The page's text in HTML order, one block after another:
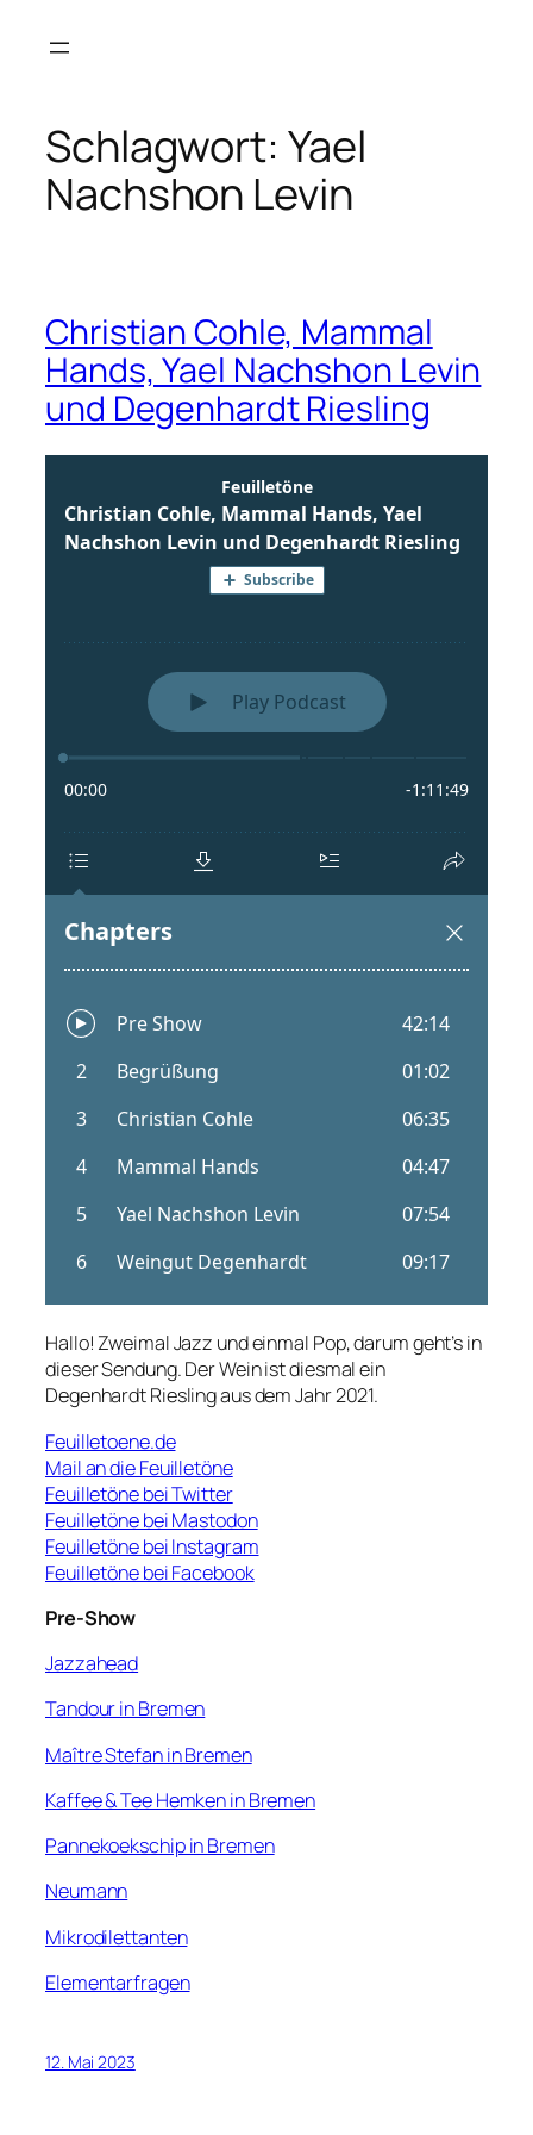
Inhalt
Schlagwort: Yael
Nachshon Levin
Christian Cohle, Mammal
Hands, Yael Nachshon Levin
und Degenhardt Riesling
Hallo! Zweimal Jazz und einmal Pop, darum geht’s in
dieser Sendung. Der Wein ist diesmal ein
Degenhardt Riesling aus dem Jahr 2021.
Feuilletoene.de
Mail an die Feuilletöne
Feuilletöne bei Twitter
Feuilletöne bei Mastodon
Feuilletöne bei Instagram
Feuilletöne bei Facebook
Pre-Show
Jazzahead
Tandour in Bremen
Maître Stefan in Bremen
Kaffee & Tee Hemken in Bremen
Pannekoekschip in Bremen
Neumann
Mikrodilettanten
Elementarfragen
12. Mai 2023